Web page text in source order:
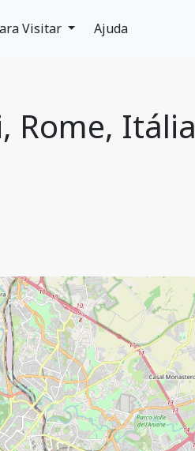
Visitar Ajuda
Rome, Itália